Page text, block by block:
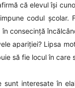
că elevul își
codul școlar.
consecință
apariției? Lipsa
să fie locul în care
sunt interesate în